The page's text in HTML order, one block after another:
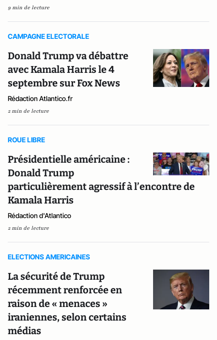
9 min de lecture
CAMPAGNE ELECTORALE
Donald Trump va débattre
avec Kamala Harris le 4
septembre sur Fox News
Rédaction Atlantico.fr
2 min de lecture
ROUE LIBRE
Présidentielle américaine :
Donald Trump
particulièrement agressif à l’encontre de
Kamala Harris
Rédaction d'Atlantico
2 min de lecture
ELECTIONS AMERICAINES
La sécurité de Trump
récemment renforcée en
raison de « menaces »
iraniennes, selon certains
médias